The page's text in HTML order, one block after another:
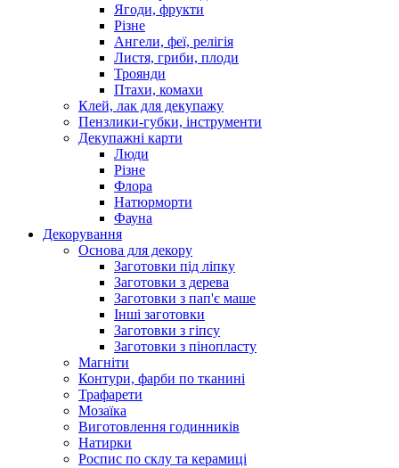
Ягоди, фрукти
Різне
Ангели, феї, релігія
Листя, гриби, плоди
Троянди
Птахи, комахи
Клей, лак для декупажу
Пензлики-губки, інструменти
Декупажні карти
Люди
Різне
Флора
Натюрморти
Фауна
Декорування
Основа для декору
Заготовки під ліпку
Заготовки з дерева
Заготовки з пап'є маше
Інші заготовки
Заготовки з гіпсу
Заготовки з пінопласту
Магніти
Контури, фарби по тканині
Трафарети
Мозаїка
Виготовлення годинників
Натирки
Роспис по склу та керамиці